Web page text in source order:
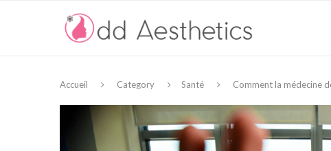
Accueil Category Santé Comment la médecine